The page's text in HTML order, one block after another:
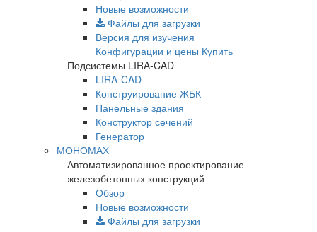
Новые возможности
Файлы для загрузки
Версия для изучения
Конфигурации и цены Купить
Подсистемы LIRA-CAD
LIRA-CAD
Конструирование ЖБК
Панельные здания
Конструктор сечений
Генератор
МОНОМАХ
Автоматизированное проектирование
железобетонных конструкций
Обзор
Новые возможности
Файлы для загрузки